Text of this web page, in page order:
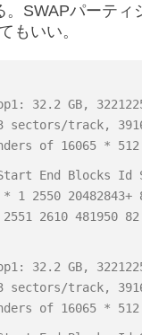
。SWAPパーテ
もいい。
32.2 GB,
sectors/track,
of 16065 * 512
End Blocks Id
1 2550 20482843+
2610 481950
32.2 GB,
sectors/track,
of 16065 * 512